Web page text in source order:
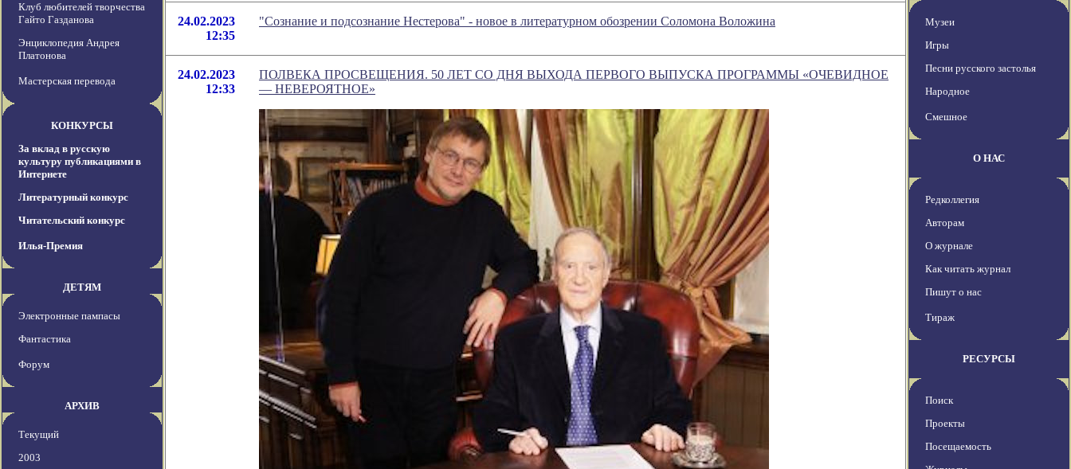
Клуб любителей творчества
Гайто Газданова
Энциклопедия Андрея
Платонова
Мастерская перевода
КОНКУРСЫ
За вклад в русскую
культуру публикациями в
Интернете
Литературный конкурс
Читательский конкурс
Илья-Премия
ДЕТЯМ
Электронные пампасы
Фантастика
Форум
АРХИВ
Текущий
2003
24.02.2023
12:35
"Сознание и подсознание Нестерова" - новое в литературном обозрении Соломона Воложина
24.02.2023
12:33
ПОЛВЕКА ПРОСВЕЩЕНИЯ. 50 ЛЕТ СО ДНЯ ВЫХОДА ПЕРВОГО ВЫПУСКА ПРОГРАММЫ «ОЧЕВИДНОЕ
― НЕВЕРОЯТНОЕ»
Музеи
Игры
Песни русского застолья
Народное
Смешное
О НАС
Редколлегия
Авторам
О журнале
Как читать журнал
Пишут о нас
Тираж
РЕСУРСЫ
Поиск
Проекты
Посещаемость